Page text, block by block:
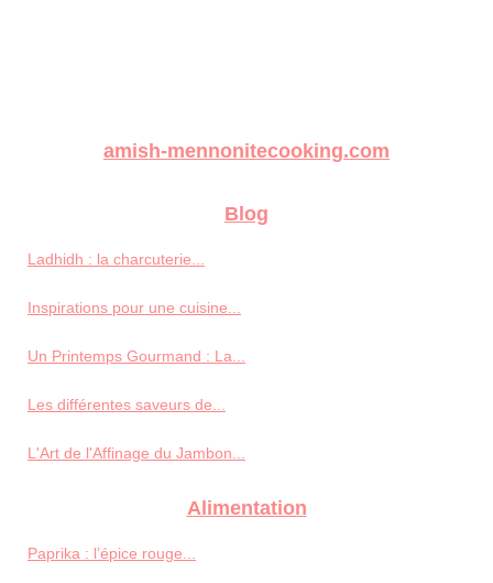
amish-mennonitecooking.com
Blog
Ladhidh : la charcuterie...
Inspirations pour une cuisine...
Un Printemps Gourmand : La...
Les différentes saveurs de...
L'Art de l'Affinage du Jambon...
Alimentation
Paprika : l’épice rouge...